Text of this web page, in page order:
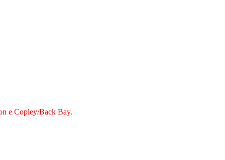
e Copley/Back Bay.